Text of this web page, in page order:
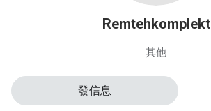
Remtehkomplekt
其他
發信息